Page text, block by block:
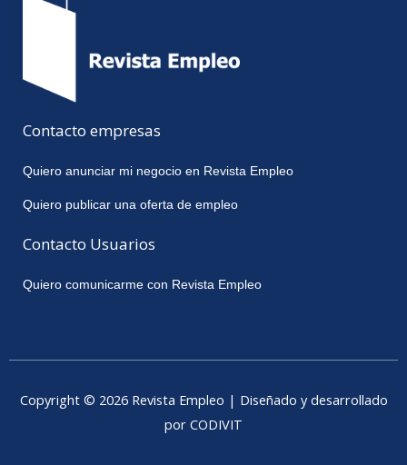
Contacto empresas
Quiero anunciar mi negocio en Revista Empleo
Quiero publicar una oferta de empleo
Contacto Usuarios
Quiero comunicarme con Revista Empleo
Copyright © 2026 Revista Empleo | Diseñado y desarrollado
por CODIVIT